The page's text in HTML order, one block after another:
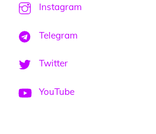
Instagram
Telegram
Twitter
YouTube